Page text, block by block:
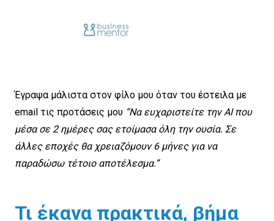
Έγραψα μάλιστα στον φίλο μου όταν του έστειλα με
email τις προτάσεις μου “Να ευχαριστείτε την AI που
μέσα σε 2 ημέρες σας ετοίμασα όλη την ουσία. Σε
άλλες εποχές θα χρειαζόμουν 6 μήνες για να
παραδώσω τέτοιο αποτέλεσμα.”
Τι έκανα πρακτικά, βήμα